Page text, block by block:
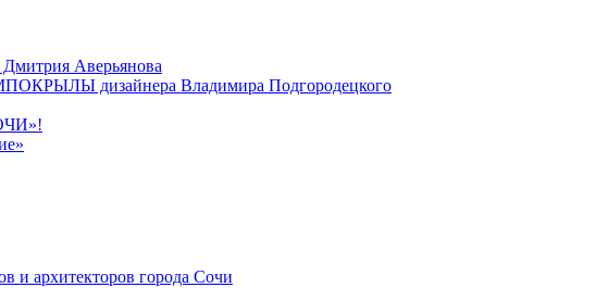
Аверьянова
дизайнера Владимира Подгородецкого